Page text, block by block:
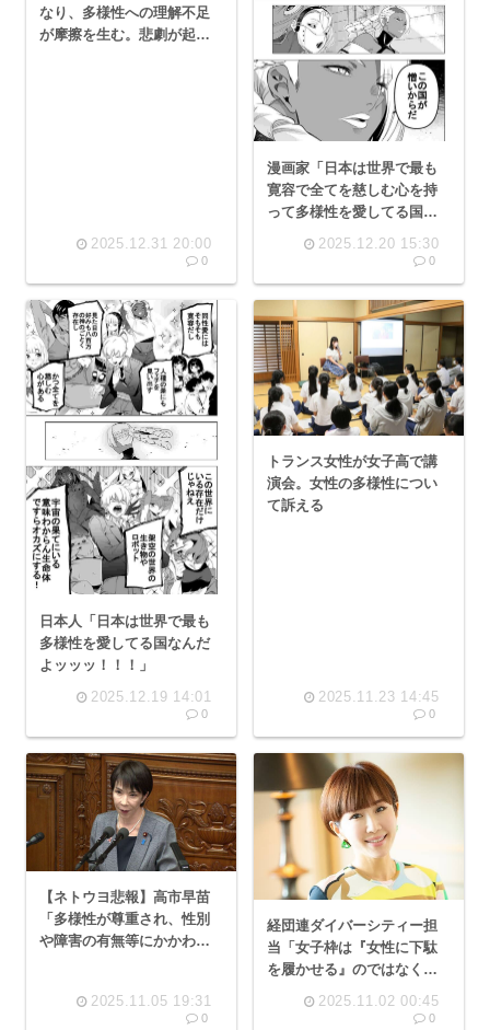
なり、多様性への理解不足
が摩擦を生む。悲劇が起き
2025.12.31 20:00
0
漫画家「日本は世界で最も
寛容で全てを慈しむ心を持
って多様性を愛してる国な
2025.12.20 15:30
0
日本人「日本は世界で最も
多様性を愛してる国なんだ
よッッッ！！！」
2025.12.19 14:01
0
トランス女性が女子高で講
演会。女性の多様性につい
て訴える
2025.11.23 14:45
0
【ネトウヨ悲報】高市早苗
「多様性が尊重され、性別
や障害の有無等にかかわら
2025.11.05 19:31
0
経団連ダイバーシティー担
当「女子枠は『女性に下駄
を履かせる』のではなく
『男性の下駄を脱がせる』
2025.11.02 00:45
0